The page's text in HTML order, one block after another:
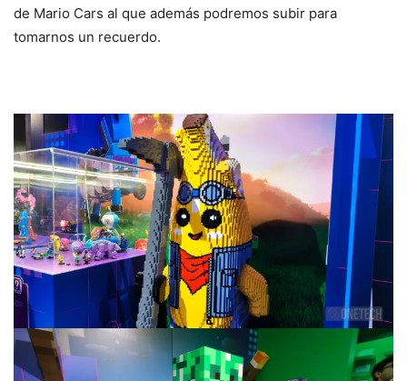
de Mario Cars al que además podremos subir para
tomarnos un recuerdo.